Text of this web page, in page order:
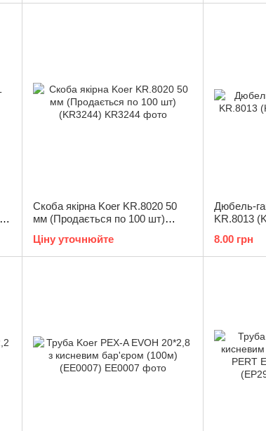
Скоба якірна Koer KR.8020 50
мм (Продається по 100 шт)
Ціну уточнюйте
Дюбель-
KR.8013
8.00 грн